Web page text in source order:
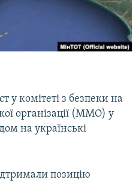
у комітеті з безпеки на
організації (ММО) у
на українські
позицію